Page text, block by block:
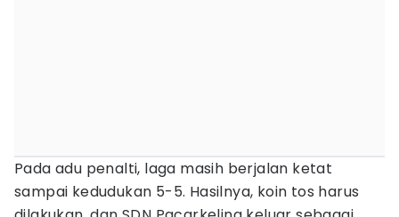
Pada adu penalti, laga masih berjalan ketat
sampai kedudukan 5-5. Hasilnya, koin tos harus